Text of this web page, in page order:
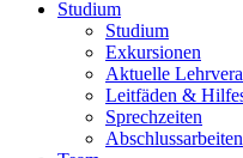
Studium
Studium
Exkursionen
Aktuelle
Leitfäden &
Sprechzeiten
Abschlussarbeiten